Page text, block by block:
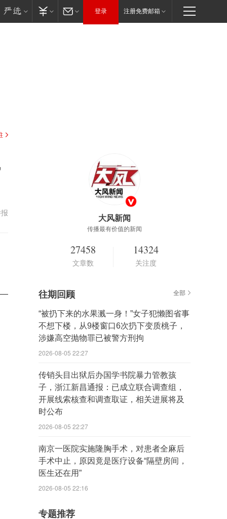
登录 注册免费邮箱
大风新闻
传播最有价值的新闻
27458
文章数
14324
关注度
往期回顾 全部
“被扔下来的水果溅一身！”女子犯懒图省事
不想下楼，从9楼窗口6次扔下变质桃子，
涉嫌高空抛物罪已被警方刑拘
2026-08-05 22:27
传销头目出狱后办国学书院暴力管教孩
子，浙江新昌通报：已成立联合调查组，
开展线索核查和调查取证，相关进展将及
时公布
2026-08-05 22:27
南京一医院实施隆胸手术，对患者全麻后
手术中止，原因竟是医疗设备“隔壁房间，
医生还在用”
2026-08-05 22:16
专题推荐